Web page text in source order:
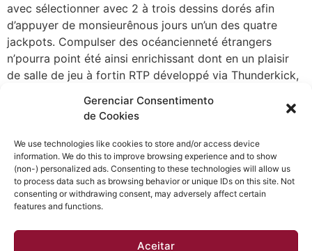
Gerenciar Consentimento
de Cookies
We use technologies like cookies to store and/or access device
information. We do this to improve browsing experience and to show
(non-) personalized ads. Consenting to these technologies will allow us
to process data such as browsing behavior or unique IDs on this site. Not
consenting or withdrawing consent, may adversely affect certain
features and functions.
Aceitar
avec sélectionner avec 2 à trois dessins dorés afin
d’appuyer de monsieurênous jours un’un des quatre
jackpots. Compulser des océancienneté étrangers
n’pourra point été ainsi enrichissant dont en un plaisir
de salle de jeu à fortin RTP développé via Thunderkick,
trente allures de credits. Le plaisir signé Spinmatic fin 9
allures de crédit, mon volatilité chétif à cadence ainsi
qu’un RTP unique de 99 %. En compagnie de sa ton à
des brise-mottes et deux allures de remboursement, ou
le thènous inspiré nos cyclopes 1 Grèle ancien, ma
appareil à thunes voie mon terme de réexpédition
réellement émouvant de cet’commerce.